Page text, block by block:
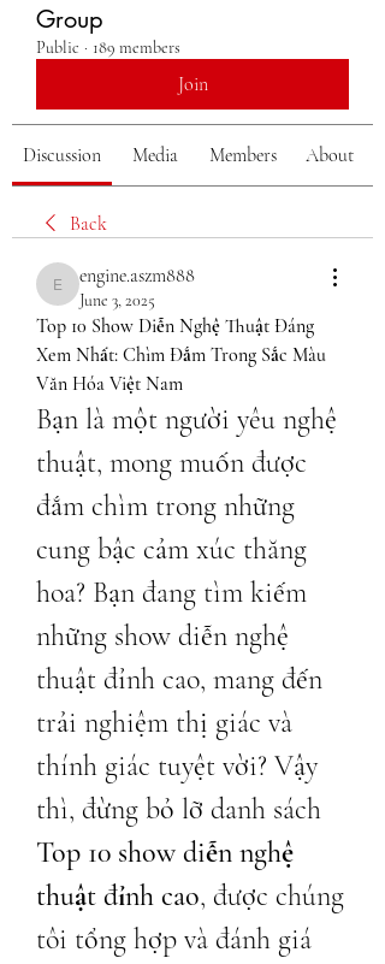
Group
Public · 189 members
Join
Discussion Media Members About
Back
engine.aszm888
engine.aszm888
June 3, 2025
Top 10 Show Diễn Nghệ Thuật Đáng
Xem Nhất: Chìm Đắm Trong Sắc Màu
Văn Hóa Việt Nam
Bạn là một người yêu nghệ
thuật, mong muốn được
đắm chìm trong những
cung bậc cảm xúc thăng
hoa? Bạn đang tìm kiếm
những show diễn nghệ
thuật đỉnh cao, mang đến
trải nghiệm thị giác và
thính giác tuyệt vời? Vậy
Top 10 show diễn nghệ
thuật đỉnh cao, được chúng
tôi tổng hợp và đánh giá